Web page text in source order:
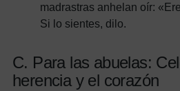
madrastras anhelan oír:
Si lo sientes, dilo.
C. Para las abuelas:
herencia y el corazón